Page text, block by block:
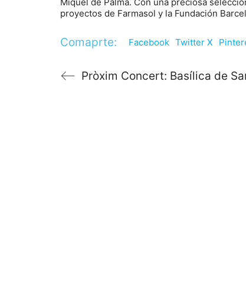
proyectos de Farmasol y la Fundación
Comaprte: Facebook Twitter X
Pròxim Concert: Basílica de